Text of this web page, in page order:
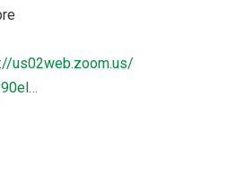
us02web.zoom.us/